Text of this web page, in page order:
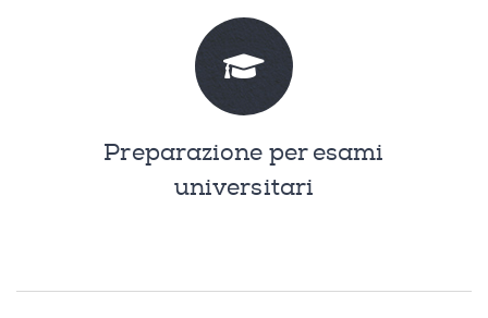
Preparazione per esami
universitari